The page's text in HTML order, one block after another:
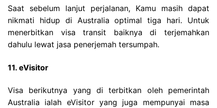
Saat sebelum lanjut perjalanan, Kamu masih dapat
nikmati hidup di Australia optimal tiga hari. Untuk
menerbitkan visa transit baiknya di terjemahkan
dahulu lewat jasa penerjemah tersumpah.
11. eVisitor
Visa berikutnya yang di terbitkan oleh pemerintah
Australia ialah eVisitor yang juga mempunyai masa